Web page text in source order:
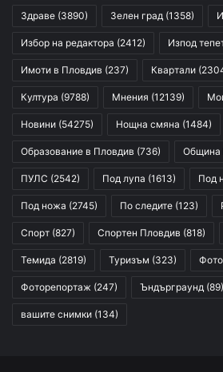
Здраве (3890) Зелен град (1358)
Избор на редактора (2412) Изпод
Имоти в Пловдив (237) Квартали
Култура (9788) Мнения (12139)
Новини (54275) Нощна смяна (1484)
Образование в Пловдив (736) Община
ПУЛС (2542) Под лупа (1613) Под
Под ножа (2745) По следите (123)
Спорт (827) Спортен Пловдив (818)
Темида (2819) Туризъм (323)
Фоторепортаж (247) Ъндърграунд (89)
вашите снимки (134)